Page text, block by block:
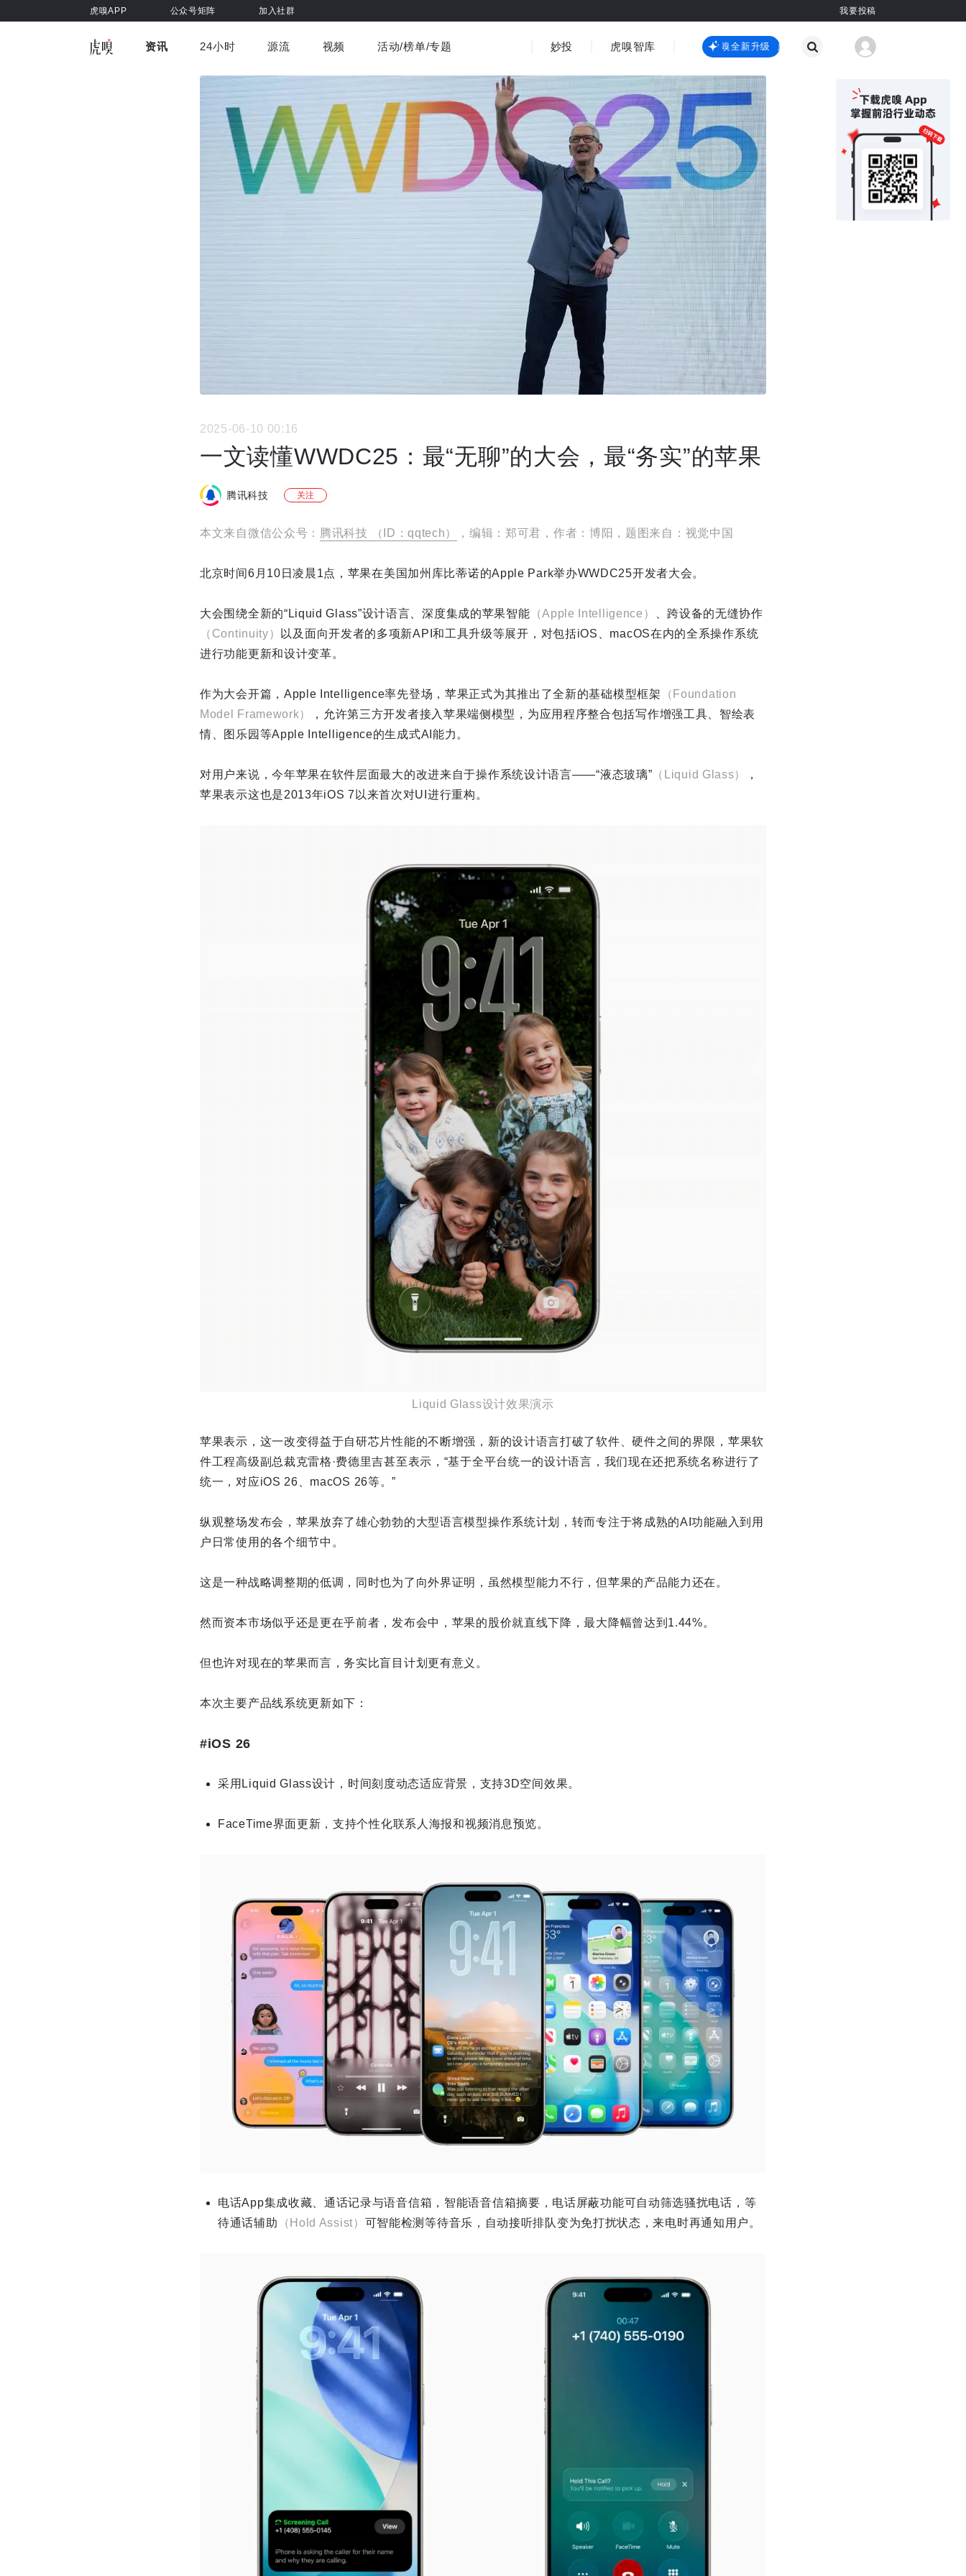
虎嗅APP 公众号矩阵 加入社群 我要投稿
资讯
车与出行 商业消费 社会文化 金融财经 出海
国际热点
书影音 医疗 3C数码 观点 其他
24小时 源流 视频 活动/榜单/专题 妙投 虎嗅智库 虎嗅嗅全新升级 虎嗅嗅全新升级
2025-06-10 00:16
一文读懂WWDC25：最“无聊”的大会，最“务实”的苹果
腾讯科技 关注
本文来自微信公众号： 腾讯科技 （ID：qqtech） ，编辑：郑可君，作者：博阳，题图来自：视觉中国
北京时间6月10日凌晨1点，苹果在美国加州库比蒂诺的Apple Park举办WWDC25开发者大会。
大会围绕全新的“Liquid Glass”设计语言、深度集成的苹果智能 （Apple Intelligence）
、跨设备的无缝协作
（Continuity）
以及面向开发者的多项新API和工具升级等展开，对包括iOS、macOS在内的全系操作系统
进行功能更新和设计变革。
作为大会开篇，Apple Intelligence率先登场，苹果正式为其推出了全新的基础模型框架 （Foundation
Model Framework）
，允许第三方开发者接入苹果端侧模型，为应用程序整合包括写作增强工具、智绘表
情、图乐园等Apple Intelligence的生成式AI能力。
对用户来说，今年苹果在软件层面最大的改进来自于操作系统设计语言——“液态玻璃” （Liquid Glass）
，
苹果表示这也是2013年iOS 7以来首次对UI进行重构。
Liquid Glass设计效果演示
苹果表示，这一改变得益于自研芯片性能的不断增强，新的设计语言打破了软件、硬件之间的界限，苹果软
件工程高级副总裁克雷格·费德里吉甚至表示，“基于全平台统一的设计语言，我们现在还把系统名称进行了
统一，对应iOS 26、macOS 26等。”
纵观整场发布会，苹果放弃了雄心勃勃的大型语言模型操作系统计划，转而专注于将成熟的AI功能融入到用
户日常使用的各个细节中。
这是一种战略调整期的低调，同时也为了向外界证明，虽然模型能力不行，但苹果的产品能力还在。
然而资本市场似乎还是更在乎前者，发布会中，苹果的股价就直线下降，最大降幅曾达到1.44%。
但也许对现在的苹果而言，务实比盲目计划更有意义。
本次主要产品线系统更新如下：
#iOS 26
采用Liquid Glass设计，时间刻度动态适应背景，支持3D空间效果。
FaceTime界面更新，支持个性化联系人海报和视频消息预览。
电话App集成收藏、通话记录与语音信箱，智能语音信箱摘要，电话屏蔽功能可自动筛选骚扰电话，等
待通话辅助 （Hold Assist） 可智能检测等待音乐，自动接听排队变为免打扰状态，来电时再通知用户。